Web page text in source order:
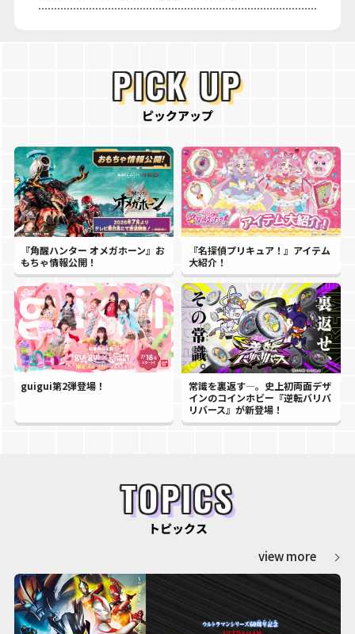
PICK UP
ピックアップ
『角醒ハンター オメガホーン』お
もちゃ情報公開！
『名探偵プリキュア！』アイテム
大紹介！
guigui第2弾登場！
常識を裏返す―。史上初両面デザ
インのコインホビー『逆転バリバ
リバース』が新登場！
TOPICS
トピックス
view more